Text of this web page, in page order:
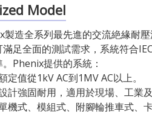
Model
製造全系列最先進的交流絶緣耐
滿足全面的測試需求，系統符合
Phenix提供的系統：
定值從1kV AC到1MV AC以上。
計強固耐用，適用於現場、工業及
機式、模組式、附腳輪推車式、